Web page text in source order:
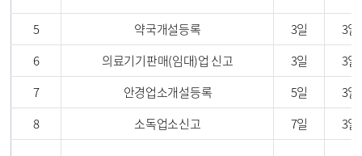
5 약국개설등록 3일
3일
6
의료기기판매(임대)업 신고 3일
3일
7
안경업소개설등록 5일
3일
8
소독업소신고 7일 3일